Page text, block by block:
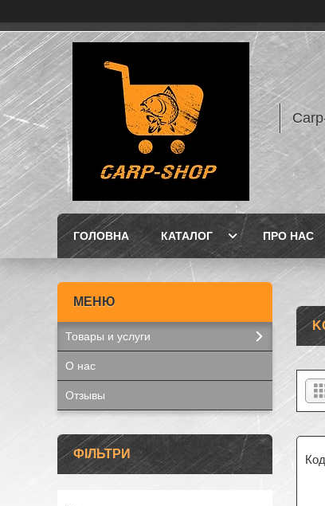
ГОЛОВНА КАТАЛОГ ПРО НАС
Товары и услуги
О нас
Отзывы
ФІЛЬТРИ